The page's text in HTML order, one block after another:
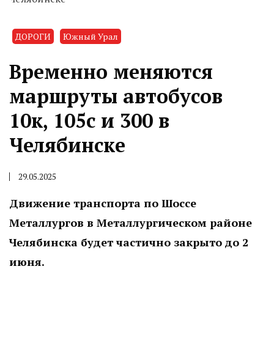
ДОРОГИ Южный Урал
Временно меняются
маршруты автобусов
10к, 105с и 300 в
Челябинске
29.05.2025
Движение транспорта по Шоссе
Металлургов в Металлургическом районе
Челябинска будет частично закрыто до 2
июня.